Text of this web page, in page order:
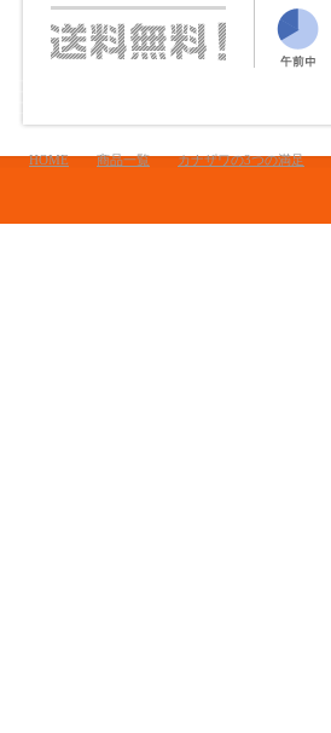
HOME 商品一覧 カナザワの3つの満足